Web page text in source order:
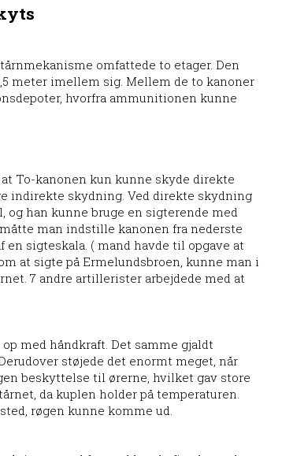
omfattede to etager. Den
meter imellem sig. Mellem de to kanoner
hvorfra ammunitionen kunne
To-kanonen kun kunne skyde direkte
indirekte skydning. Ved direkte skydning
han kunne bruge en sigterende med
man indstille kanonen fra nederste
sigteskala. ( mand havde til opgave at
at sigte på Ermelundsbroen, kunne man i
7 andre artillerister arbejdede med at
med håndkraft. Det samme gjaldt
støjede det enormt meget, når
beskyttelse til ørerne, hvilket gav store
da kuplen holder på temperaturen.
røgen kunne komme ud.